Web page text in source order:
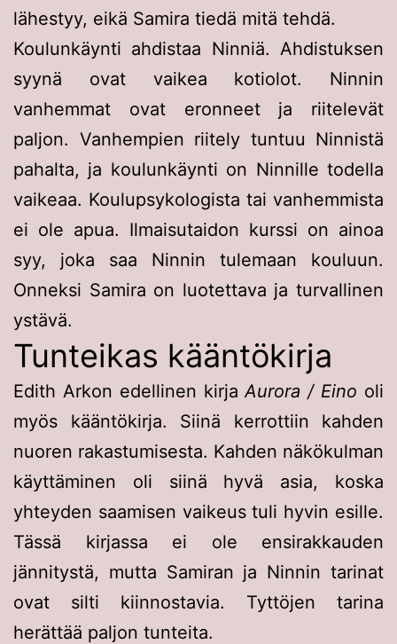
lähestyy, eikä Samira tiedä mitä tehdä.
Koulunkäynti ahdistaa Ninniä. Ahdistuksen
syynä ovat vaikea kotiolot. Ninnin
vanhemmat ovat eronneet ja riitelevät
paljon. Vanhempien riitely tuntuu Ninnistä
pahalta, ja koulunkäynti on Ninnille todella
vaikeaa. Koulupsykologista tai vanhemmista
ei ole apua. Ilmaisutaidon kurssi on ainoa
syy, joka saa Ninnin tulemaan kouluun.
Onneksi Samira on luotettava ja turvallinen
ystävä.
Tunteikas kääntökirja
Edith Arkon edellinen kirjaAurora / Eino oli
myös kääntökirja. Siinä kerrottiin kahden
nuoren rakastumisesta. Kahden näkökulman
käyttäminen oli siinä hyvä asia, koska
yhteyden saamisen vaikeus tuli hyvin esille.
Tässä kirjassa ei ole ensirakkauden
jännitystä, mutta Samiran ja Ninnin tarinat
ovat silti kiinnostavia. Tyttöjen tarina
herättää paljon tunteita.